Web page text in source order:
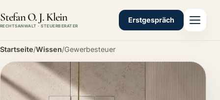
Stefan O. J. Klein
RECHTSANWALT · STEUERBERATER
Erstgespräch
Startseite/Wissen/Gewerbesteuer